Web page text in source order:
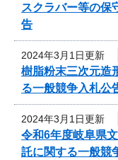
スクラバー等の保
告
2024年3月1日更新
樹脂粉末三次元造
る一般競争入札公
2024年3月1日更新
令和6年度岐阜県
託に関する一般競